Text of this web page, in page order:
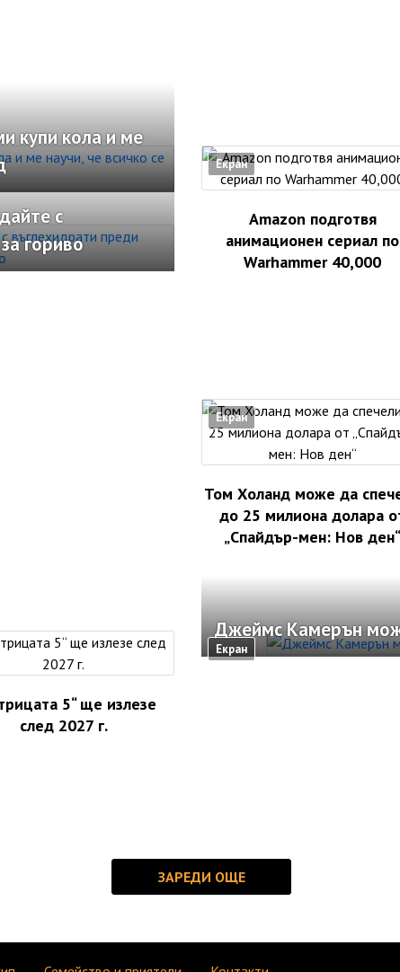
купи кола и ме
с
гориво
Екран
Amazon подготвя
анимационен сериал по
Warhammer 40,000
Екран
Том Холанд може да
до 25 милиона долара
„Спайдър-мен: Нов ден“
5“ ще излезе
след 2027 г.
Екран
Джеймс Камерън